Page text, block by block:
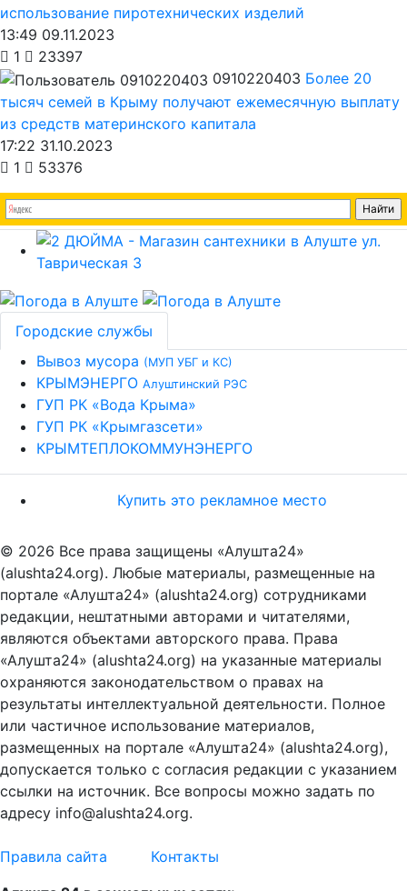
использование пиротехнических изделий
13:49 09.11.2023
1
23397
0910220403 Более 20
тысяч семей в Крыму получают ежемесячную выплату
из средств материнского капитала
17:22 31.10.2023
1
53376
Городские службы
Вывоз мусора (МУП УБГ и КС)
КРЫМЭНЕРГО Алуштинский РЭС
ГУП РК «Вода Крыма»
ГУП РК «Крымгазсети»
КРЫМТЕПЛОКОММУНЭНЕРГО
Купить это рекламное место
© 2026 Все права защищены «Алушта24»
(alushta24.org). Любые материалы, размещенные на
портале «Алушта24» (alushta24.org) сотрудниками
редакции, нештатными авторами и читателями,
являются объектами авторского права. Права
«Алушта24» (alushta24.org) на указанные материалы
охраняются законодательством о правах на
результаты интеллектуальной деятельности. Полное
или частичное использование материалов,
размещенных на портале «Алушта24» (alushta24.org),
допускается только с согласия редакции с указанием
ссылки на источник. Все вопросы можно задать по
адресу info@alushta24.org.
Правила сайта
Контакты